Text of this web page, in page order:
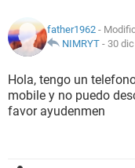
father1962 -
NIMRYT - 30
Hola, tengo un
mobile y no puedo
favor ayudenmen